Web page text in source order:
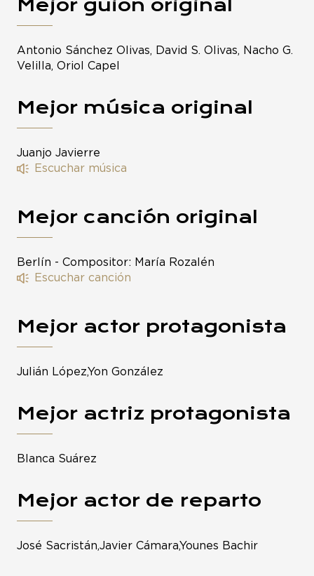
Mejor guion original
Antonio Sánchez Olivas, David S. Olivas, Nacho G.
Velilla, Oriol Capel
Mejor música original
Juanjo Javierre
Escuchar música
Mejor canción original
Berlín - Compositor: María Rozalén
Escuchar canción
Mejor actor protagonista
Julián López,Yon González
Mejor actriz protagonista
Blanca Suárez
Mejor actor de reparto
José Sacristán,Javier Cámara,Younes Bachir